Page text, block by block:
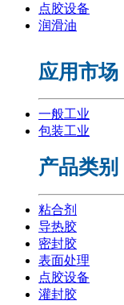
点胶设备
润滑油
应用市场
一般工业
包装工业
产品类别
粘合剂
导热胶
密封胶
表面处理
点胶设备
灌封胶